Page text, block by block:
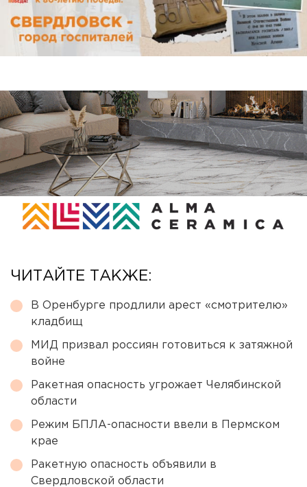
ЧИТАЙТЕ ТАКЖЕ:
В Оренбурге продлили арест «смотрителю»
кладбищ
МИД призвал россиян готовиться к затяжной
войне
Ракетная опасность угрожает Челябинской
области
Режим БПЛА-опасности ввели в Пермском
крае
Ракетную опасность объявили в
Свердловской области